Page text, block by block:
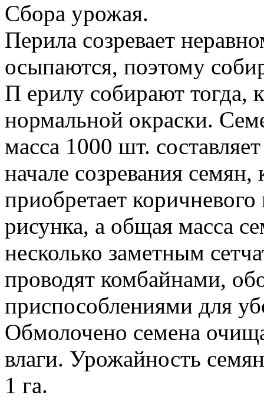
Сбора урожая.
Перила созревает
осыпаются, поэтому
П ерилу собирают тогда,
нормальной окраски.
масса 1000 шт.
начале созревания
приобретает коричневого
рисунка, а общая масса
несколько заметным
проводят комбайнами,
приспособлениями для
Обмолочено семена
влаги. Урожайность
1 га.